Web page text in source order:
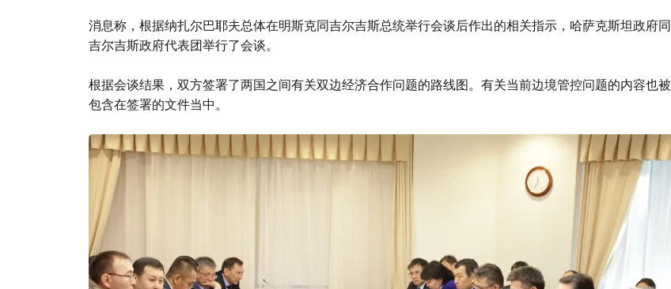
消息称，根据纳扎尔巴耶夫总体在明斯克同吉尔吉斯总统举行会谈后作出的相关指示，哈萨克斯坦政府同
吉尔吉斯政府代表团举行了会谈。
根据会谈结果，双方签署了两国之间有关双边经济合作问题的路线图。有关当前边境管控问题的内容也被
包含在签署的文件当中。